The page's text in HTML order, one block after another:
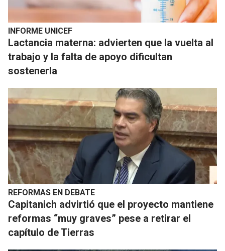
INFORME UNICEF
Lactancia materna: advierten que la vuelta al
trabajo y la falta de apoyo dificultan
sostenerla
REFORMAS EN DEBATE
Capitanich advirtió que el proyecto mantiene
reformas “muy graves” pese a retirar el
capítulo de Tierras